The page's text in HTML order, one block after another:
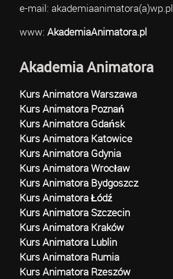
e-mail: akademiaanimatora(a)wp.pl
www: AkademiaAnimatora.pl
Akademia Animatora
Kurs Animatora Warszawa
Kurs Animatora Poznań
Kurs Animatora Gdańsk
Kurs Animatora Katowice
Kurs Animatora Gdynia
Kurs Animatora Wrocław
Kurs Animatora Bydgoszcz
Kurs Animatora Łódź
Kurs Animatora Szczecin
Kurs Animatora Kraków
Kurs Animatora Lublin
Kurs Animatora Rumia
Kurs Animatora Rzeszów